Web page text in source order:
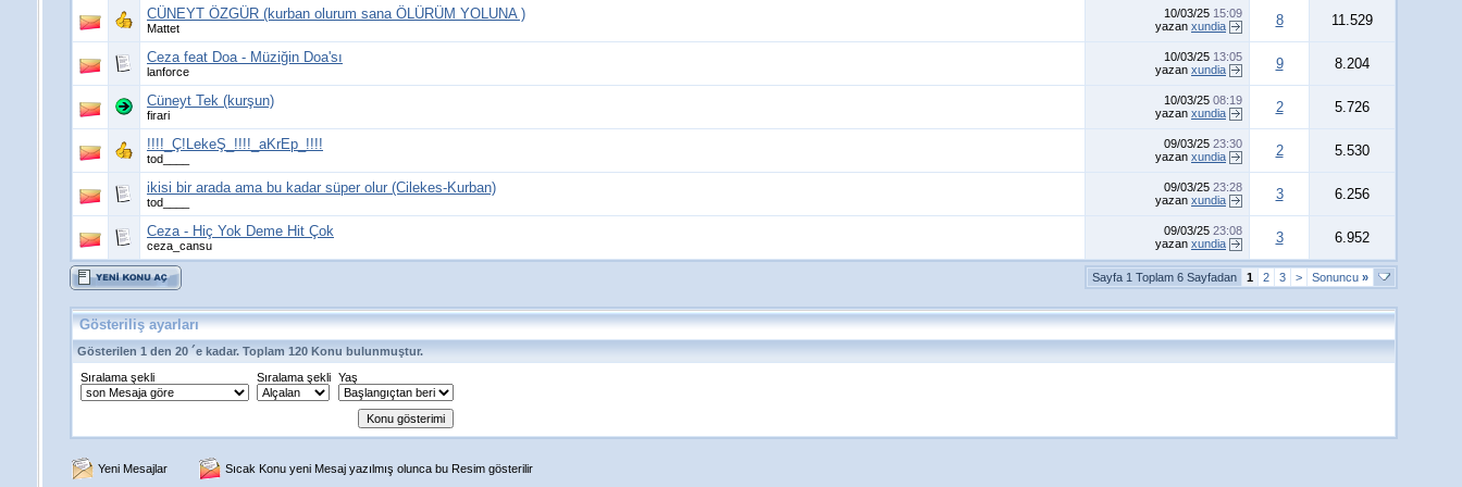
CÜNEYT ÖZGÜR (kurban olurum sana ÖLÜRÜM YOLUNA )
Mattet
10/03/25 15:09
yazan xundia 8 11.529
Ceza feat Doa - Müziğin Doa'sı
lanforce
10/03/25 13:05
yazan xundia 9 8.204
Cüneyt Tek (kurşun)
firari
10/03/25 08:19
yazan xundia 2 5.726
!!!!_Ç!LekeŞ_!!!!_aKrEp_!!!!
tod____
09/03/25 23:30
yazan xundia 2 5.530
ikisi bir arada ama bu kadar süper olur (Cilekes-Kurban)
tod____
09/03/25 23:28
yazan xundia 3 6.256
Ceza - Hiç Yok Deme Hit Çok
ceza_cansu
09/03/25 23:08
yazan xundia 3 6.952
Sayfa 1 Toplam 6 Sayfadan 1 2 3 > Sonuncu »
Gösteriliş ayarları
Gösterilen 1 den 20 ´e kadar. Toplam 120 Konu bulunmuştur.
Sıralama şekli
Sıralama şekli Yaş
Yeni Mesajlar Sıcak Konu yeni Mesaj yazılmış olunca bu Resim gösterilir